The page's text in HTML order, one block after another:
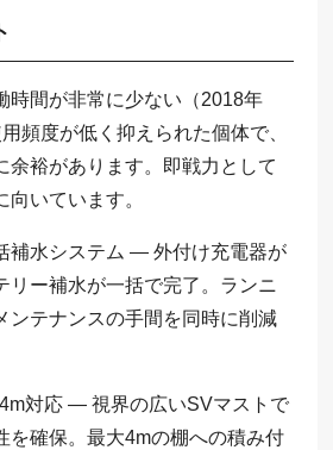
時間が非常に少ない（2018年
頻度が低く抑えられた個体で、
余裕があります。即戦力として
いています。
補水システム — 外付け充電器が
リー補水が一括で完了。ランニ
ンテナンスの手間を同時に削減
対応 — 視界の広いSVマストで
を確保。最大4mの棚への積み付